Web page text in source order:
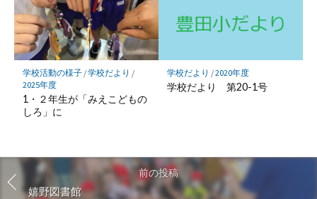
学校活動の様子/学校だより /
2025年度
1・２年生が「みえこどもの
しろ」に
学校だより /2020年度
学校だより 第20-1号
前の投稿
嬉野図書館